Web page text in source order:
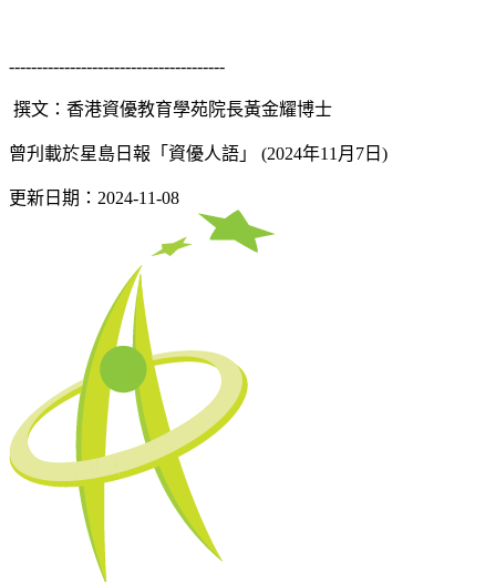
---------------------------------------
撰文：香港資優教育學苑院長黃金耀博士
曾刋載於星島日報「資優人語」 (2024年11月7日)
更新日期：2024-11-08